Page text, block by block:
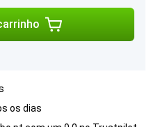
os dias